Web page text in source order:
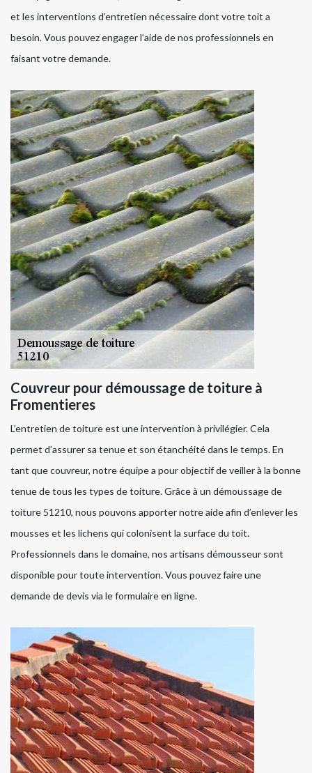
et les interventions d’entretien nécessaire dont votre toit a
besoin. Vous pouvez engager l’aide de nos professionnels en
faisant votre demande.
Couvreur pour démoussage de toiture à
Fromentieres
L’entretien de toiture est une intervention à privilégier. Cela
permet d’assurer sa tenue et son étanchéité dans le temps. En
tant que couvreur, notre équipe a pour objectif de veiller à la bonne
tenue de tous les types de toiture. Grâce à un démoussage de
toiture 51210, nous pouvons apporter notre aide afin d’enlever les
mousses et les lichens qui colonisent la surface du toit.
Professionnels dans le domaine, nos artisans démousseur sont
disponible pour toute intervention. Vous pouvez faire une
demande de devis via le formulaire en ligne.